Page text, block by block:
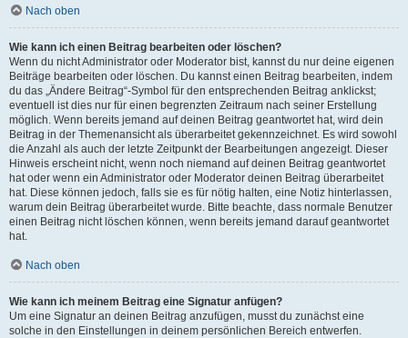
Nach oben
Wie kann ich einen Beitrag bearbeiten oder löschen?
Wenn du nicht Administrator oder Moderator bist, kannst du nur deine eigenen
Beiträge bearbeiten oder löschen. Du kannst einen Beitrag bearbeiten, indem
du das „Ändere Beitrag“-Symbol für den entsprechenden Beitrag anklickst;
eventuell ist dies nur für einen begrenzten Zeitraum nach seiner Erstellung
möglich. Wenn bereits jemand auf deinen Beitrag geantwortet hat, wird dein
Beitrag in der Themenansicht als überarbeitet gekennzeichnet. Es wird sowohl
die Anzahl als auch der letzte Zeitpunkt der Bearbeitungen angezeigt. Dieser
Hinweis erscheint nicht, wenn noch niemand auf deinen Beitrag geantwortet
hat oder wenn ein Administrator oder Moderator deinen Beitrag überarbeitet
hat. Diese können jedoch, falls sie es für nötig halten, eine Notiz hinterlassen,
warum dein Beitrag überarbeitet wurde. Bitte beachte, dass normale Benutzer
einen Beitrag nicht löschen können, wenn bereits jemand darauf geantwortet
hat.
Nach oben
Wie kann ich meinem Beitrag eine Signatur anfügen?
Um eine Signatur an deinen Beitrag anzufügen, musst du zunächst eine
solche in den Einstellungen in deinem persönlichen Bereich entwerfen.